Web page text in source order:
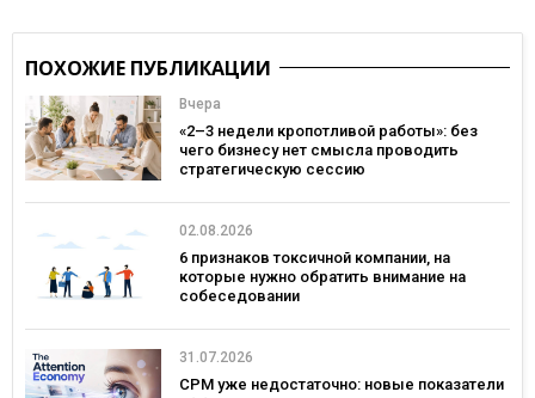
ПОХОЖИЕ ПУБЛИКАЦИИ
Вчера
«2–3 недели кропотливой работы»: без
чего бизнесу нет смысла проводить
стратегическую сессию
02.08.2026
6 признаков токсичной компании, на
которые нужно обратить внимание на
собеседовании
31.07.2026
CPM уже недостаточно: новые показатели